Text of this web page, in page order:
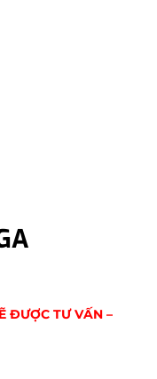
ĐƯỢC TƯ VẤN –